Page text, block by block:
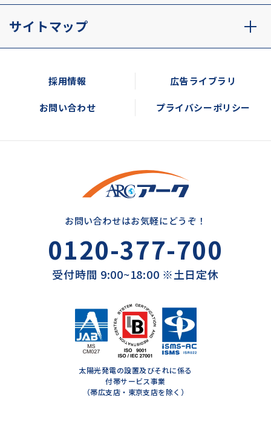
サイトマップ
採用情報 広告ライブラリ
お問い合わせ プライバシーポリシー
お問い合わせはお気軽にどうぞ！
0120-377-700
受付時間 9:00~18:00 ※土日定休
太陽光発電の設置及びそれに係る
付帯サービス事業
（帯広支店・東京支店を除く）